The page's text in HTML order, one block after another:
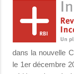
dans la nouvelle
le 1er décembre